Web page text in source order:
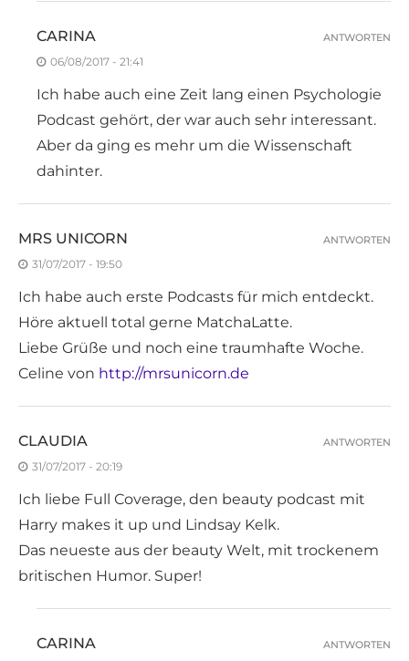
CARINA
06/08/2017 - 21:41
Ich habe auch eine Zeit lang einen Psychologie
Podcast gehört, der war auch sehr interessant.
Aber da ging es mehr um die Wissenschaft
dahinter.
ANTWORTEN
MRS UNICORN
31/07/2017 - 19:50
Ich habe auch erste Podcasts für mich entdeckt.
Höre aktuell total gerne MatchaLatte.
Liebe Grüße und noch eine traumhafte Woche.
Celine von http://mrsunicorn.de
ANTWORTEN
CLAUDIA
31/07/2017 - 20:19
Ich liebe Full Coverage, den beauty podcast mit
Harry makes it up und Lindsay Kelk.
Das neueste aus der beauty Welt, mit trockenem
britischen Humor. Super!
ANTWORTEN
CARINA ANTWORTEN